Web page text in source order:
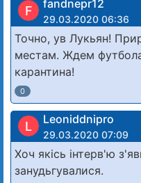
F fandnepr12
29.03.2020 06:36
Точно, ув Лукьян!
местам. Ждем
карантина!
0
L Leoniddnipro
29.03.2020 07:09
Хоч якісь інтерв'ю
занудьгувалися.